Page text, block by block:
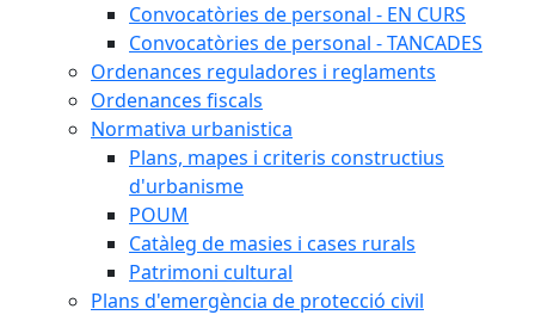
Convocatòries de personal - EN CURS
Convocatòries de personal - TANCADES
Ordenances reguladores i reglaments
Ordenances fiscals
Normativa urbanistica
Plans, mapes i criteris constructius
d'urbanisme
POUM
Catàleg de masies i cases rurals
Patrimoni cultural
Plans d'emergència de protecció civil